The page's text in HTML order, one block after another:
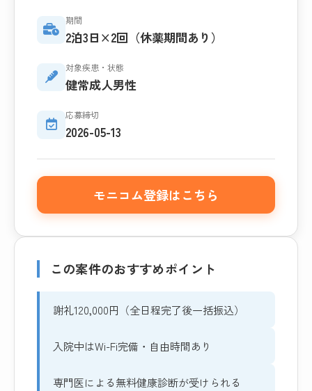
期間
2泊3日×2回（休薬期間あり）
対象疾患・状態
健常成人男性
応募締切
2026-05-13
モニコム登録はこちら
この案件のおすすめポイント
謝礼120,000円（全日程完了後一括振込）
入院中はWi-Fi完備・自由時間あり
専門医による無料健康診断が受けられる